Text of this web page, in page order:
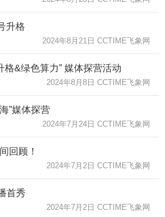
升格
2024年8月21日 CCTIME飞象网
格&绿色算力” 媒体探营活动
2024年8月8日 CCTIME飞象网
”媒体探营
2024年7月24日 CCTIME飞象网
回顾！
2024年7月2日 CCTIME飞象网
首秀
2024年7月2日 CCTIME飞象网